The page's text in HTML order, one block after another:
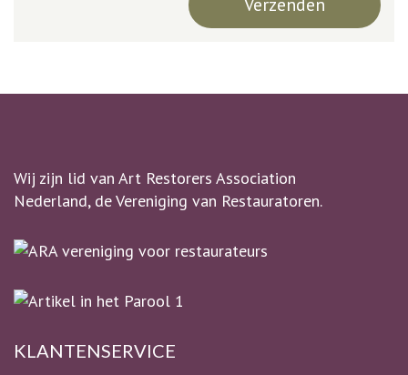
Wij zijn lid van Art Restorers Association
Nederland, de Vereniging van Restauratoren.
KLANTENSERVICE